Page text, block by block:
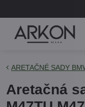
ARETAČNÉ SADY
Aretačná